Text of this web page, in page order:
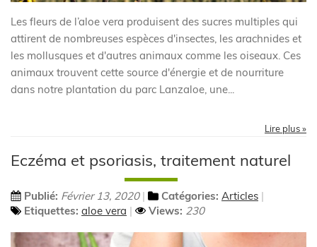
Les fleurs de l’aloe vera produisent des sucres multiples qui
attirent de nombreuses espèces d'insectes, les arachnides et
les mollusques et d'autres animaux comme les oiseaux. Ces
animaux trouvent cette source d'énergie et de nourriture
dans notre plantation du parc Lanzaloe, une...
Lire plus »
Eczéma et psoriasis, traitement naturel
Publié: Février 13, 2020 Catégories: Articles
Etiquettes: aloe vera Views: 230